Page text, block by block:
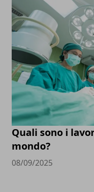
Quali sono i
mondo?
08/09/2025